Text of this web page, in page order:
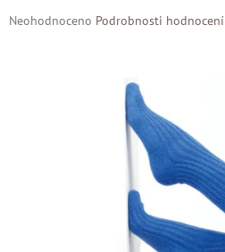
Průměrné
Neohodnoceno Podrobnosti hodnocení